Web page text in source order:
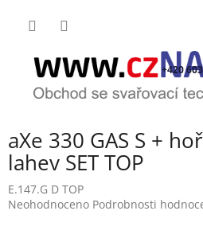
+420
aXe 330 GAS S +
lahev SET TOP
E.147.G D TOP
Průměrné
Neohodnoceno Podrobnosti